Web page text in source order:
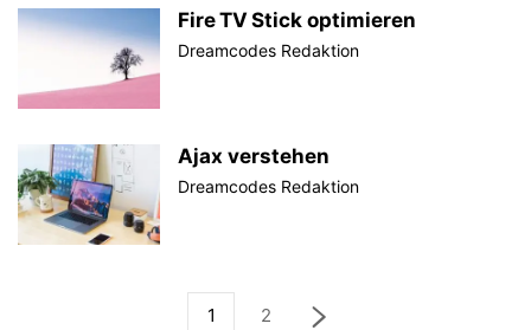
Fire TV Stick optimieren
Dreamcodes Redaktion
Ajax verstehen
Dreamcodes Redaktion
1 2